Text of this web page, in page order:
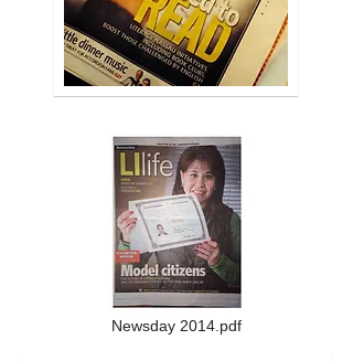
Newsday 2014.pdf